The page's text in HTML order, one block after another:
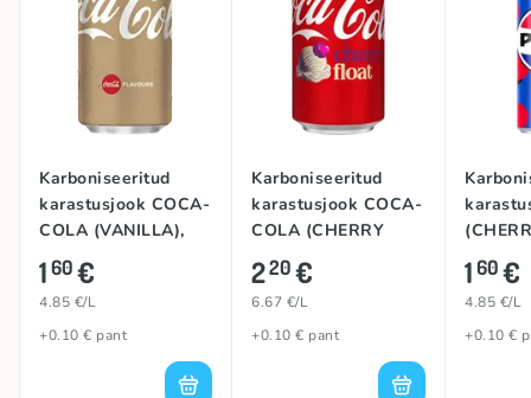
Karboniseeritud
karastusjook COCA-
COLA (VANILLA),
330ml
160€
4.85 €/L
+0.10 € pant
Karboniseeritud
karastusjook COCA-
COLA (CHERRY
FLOAT), 330ml
220€
6.67 €/L
+0.10 € pant
160€
4.85 €/L
+0.10 €